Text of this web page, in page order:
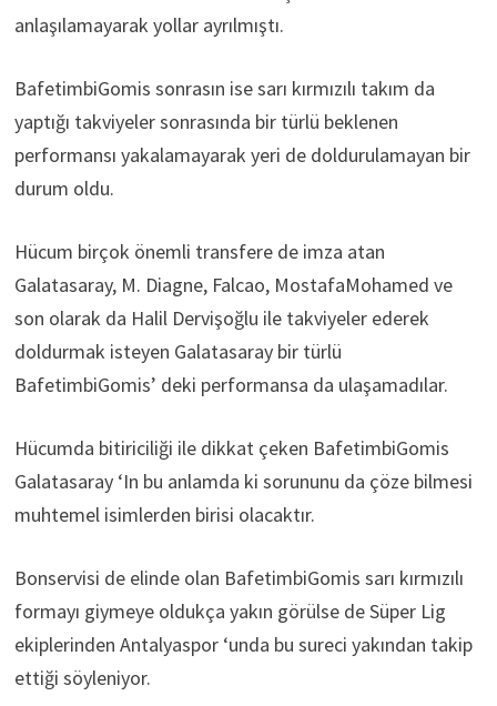
anlaşılamayarak yollar ayrılmıştı.
BafetimbiGomis sonrasın ise sarı kırmızılı takım da
yaptığı takviyeler sonrasında bir türlü beklenen
performansı yakalamayarak yeri de doldurulamayan bir
durum oldu.
Hücum birçok önemli transfere de imza atan
Galatasaray, M. Diagne, Falcao, MostafaMohamed ve
son olarak da Halil Dervişoğlu ile takviyeler ederek
doldurmak isteyen Galatasaray bir türlü
BafetimbiGomis’ deki performansa da ulaşamadılar.
Hücumda bitiriciliği ile dikkat çeken BafetimbiGomis
Galatasaray ‘In bu anlamda ki sorununu da çöze bilmesi
muhtemel isimlerden birisi olacaktır.
Bonservisi de elinde olan BafetimbiGomis sarı kırmızılı
formayı giymeye oldukça yakın görülse de Süper Lig
ekiplerinden Antalyaspor ‘unda bu sureci yakından takip
ettiği söyleniyor.